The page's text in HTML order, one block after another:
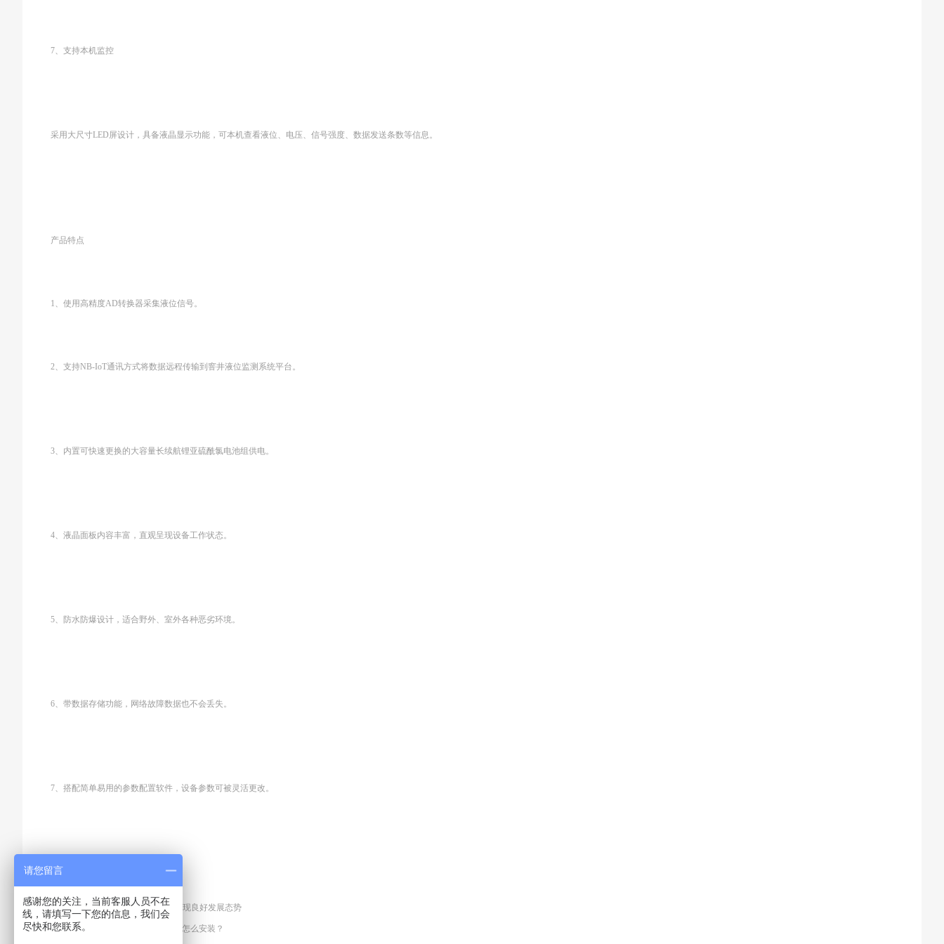
7、支持本机监控
采用大尺寸LED屏设计，具备液晶显示功能，可本机查看液位、电压、信号强度、数据发送条数等信息。
产品特点
1、使用高精度AD转换器采集液位信号。
2、支持NB-IoT通讯方式将数据远程传输到窨井液位监测系统平台。
3、内置可快速更换的大容量长续航锂亚硫酰氯电池组供电。
4、液晶面板内容丰富，直观呈现设备工作状态。
5、防水防爆设计，适合野外、室外各种恶劣环境。
6、带数据存储功能，网络故障数据也不会丢失。
7、搭配简单易用的参数配置软件，设备参数可被灵活更改。
8、允许远程修改设备参数。
上一篇：我国车用传感器行业呈现良好发展态势
下一篇 搅拌车GPS正反转传感器怎么安装？
请您留言
感谢您的关注，当前客服人员不在
线，请填写一下您的信息，我们会
尽快和您联系。